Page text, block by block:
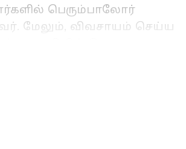
பெரும்பாலோர்
மேலும், விவசாயம் செய்ய